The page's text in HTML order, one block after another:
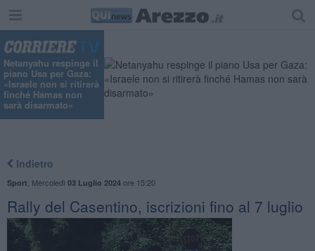
Netanyahu respinge il
piano Usa per Gaza:
«Israele non si ritirerà
finché Hamas non
sarà disarmato»
Indietro
Sport Mercoledì 03 Luglio 2024ore 15:20
Rally del Casentino, iscrizioni fino al 7 luglio